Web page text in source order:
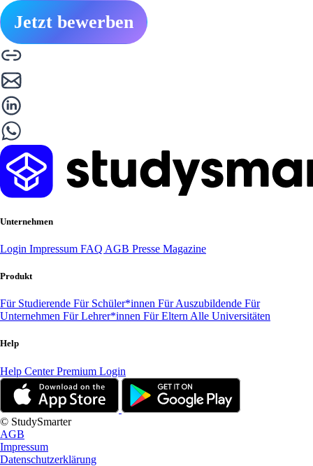
Jetzt bewerben
Unternehmen
Login Impressum FAQ AGB Presse Magazine
Produkt
Für Studierende Für Schüler*innen Für Auszubildende Für
Unternehmen Für Lehrer*innen Für Eltern Alle Universitäten
Help
Help CenterPremium Login
© StudySmarter
AGB
Impressum
Datenschutzerklärung